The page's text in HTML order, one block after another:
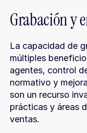
Grabación y
La capacidad de
múltiples
agentes, control
normativo y
son un recurso
prácticas y áreas
ventas.